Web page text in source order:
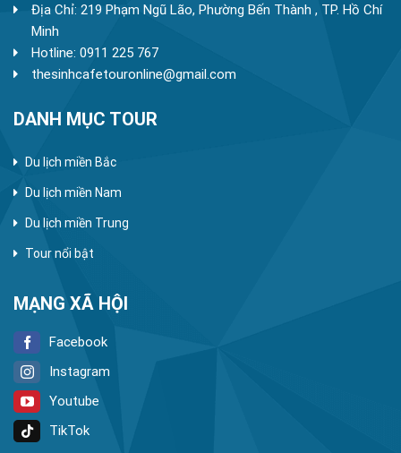
Địa Chỉ: 219 Phạm Ngũ Lão, Phường Bến Thành , TP. Hồ Chí
Minh
Hotline: 0911 225 767
thesinhcafetouronline@gmail.com
DANH MỤC TOUR
Du lịch miền Bắc
Du lịch miền Nam
Du lịch miền Trung
Tour nổi bật
MẠNG XÃ HỘI
Facebook
Instagram
Youtube
TikTok